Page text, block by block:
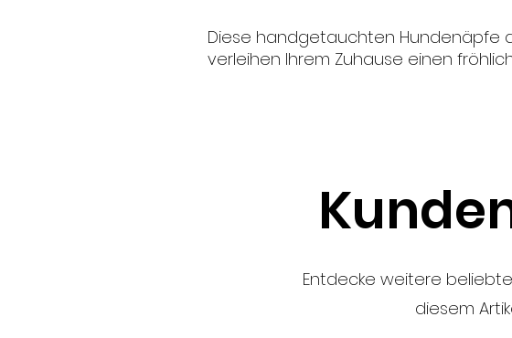
Diese handgetauchten Hundenäpfe
verleihen Ihrem Zuhause einen
Entdecke weitere
diesem